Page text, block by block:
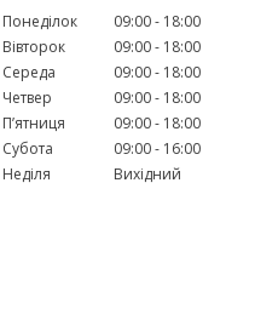
Понеділок 09:00
18:00
Вівторок
09:00
18:00
Середа
09:00
18:00
Четвер
09:00
18:00
Пʼятниця
09:00
18:00
Субота
09:00
16:00
Неділя
Вихідний